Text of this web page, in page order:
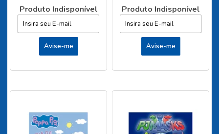
Produto Indisponível Produto Indisponível